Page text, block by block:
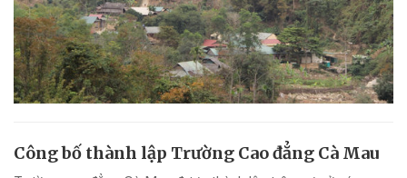
Công bố thành lập Trường Cao đẳng Cà Mau